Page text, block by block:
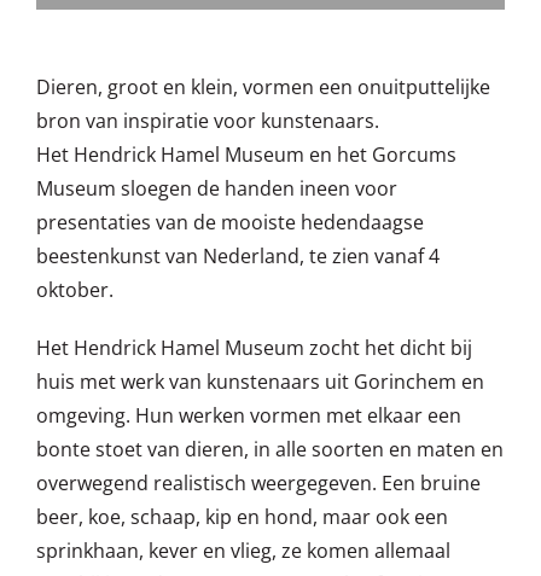
Dieren, groot en klein, vormen een onuitputtelijke
bron van inspiratie voor kunstenaars.
Het Hendrick Hamel Museum en het Gorcums
Museum sloegen de handen ineen voor
presentaties van de mooiste hedendaagse
beestenkunst van Nederland, te zien vanaf 4
oktober.
Het Hendrick Hamel Museum zocht het dicht bij
huis met werk van kunstenaars uit Gorinchem en
omgeving. Hun werken vormen met elkaar een
bonte stoet van dieren, in alle soorten en maten en
overwegend realistisch weergegeven. Een bruine
beer, koe, schaap, kip en hond, maar ook een
sprinkhaan, kever en vlieg, ze komen allemaal